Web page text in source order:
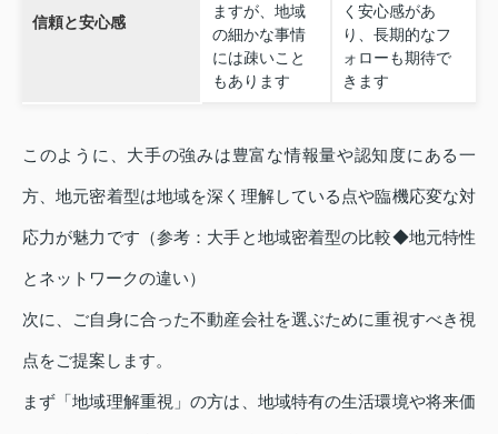
信頼と安心感
ますが、地域
の細かな事情
には疎いこと
もあります
く安心感があ
り、長期的なフ
ォローも期待で
きます
このように、大手の強みは豊富な情報量や認知度にある一
方、地元密着型は地域を深く理解している点や臨機応変な対
応力が魅力です（参考：大手と地域密着型の比較◆地元特性
とネットワークの違い）
次に、ご自身に合った不動産会社を選ぶために重視すべき視
点をご提案します。
まず「地域理解重視」の方は、地域特有の生活環境や将来価